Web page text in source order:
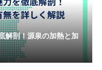
解剖！源泉の加熱と加